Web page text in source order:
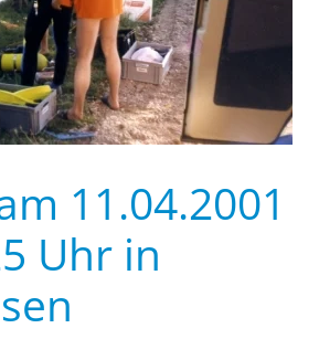
11.04.2001
Uhr in